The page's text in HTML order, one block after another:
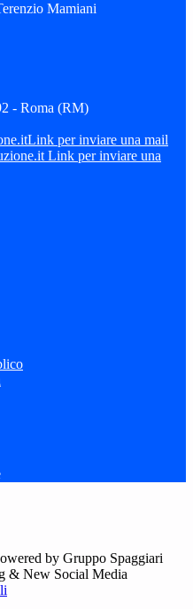
Mamiani
- Roma (RM)
Link per inviare una mail
Link per inviare una
by Gruppo Spaggiari
& New Social Media